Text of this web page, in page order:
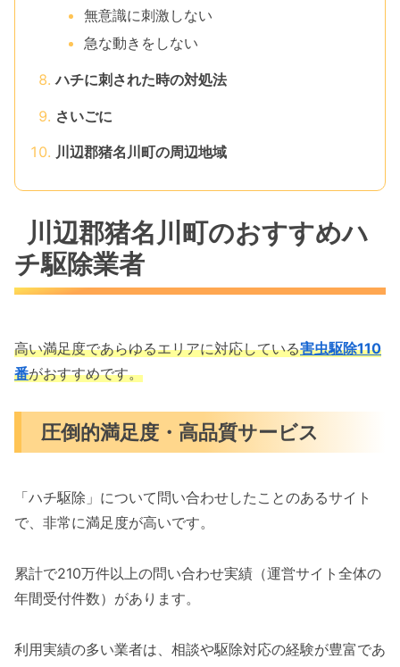
無意識に刺激しない
急な動きをしない
ハチに刺された時の対処法
さいごに
川辺郡猪名川町の周辺地域
川辺郡猪名川町のおすすめハ
チ駆除業者
高い満足度であらゆるエリアに対応している害虫駆除110
番がおすすめです。
圧倒的満足度・高品質サービス
「ハチ駆除」について問い合わせしたことのあるサイト
で、非常に満足度が高いです。
累計で210万件以上の問い合わせ実績（運営サイト全体の
年間受付件数）があります。
利用実績の多い業者は、相談や駆除対応の経験が豊富であ